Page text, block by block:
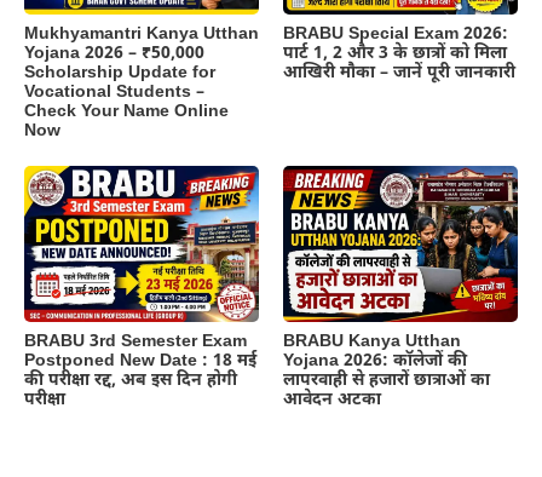
Mukhyamantri Kanya Utthan
Yojana 2026 – ₹50,000
Scholarship Update for
Vocational Students –
Check Your Name Online
Now
BRABU Special Exam 2026:
पार्ट 1, 2 और 3 के छात्रों को मिला
आखिरी मौका – जानें पूरी जानकारी
BRABU 3rd Semester Exam
Postponed New Date : 18 मई
की परीक्षा रद्द, अब इस दिन होगी
परीक्षा
BRABU Kanya Utthan
Yojana 2026: कॉलेजों की
लापरवाही से हजारों छात्राओं का
आवेदन अटका